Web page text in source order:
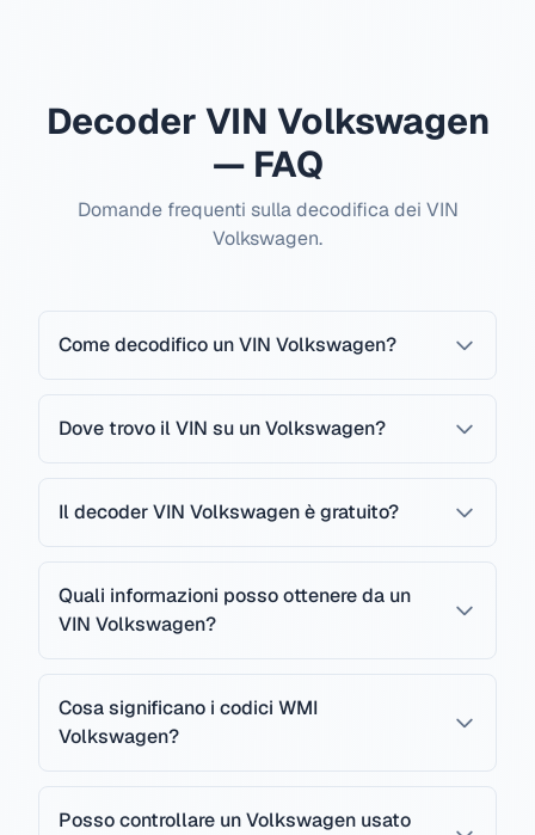
Decoder VIN Volkswagen
— FAQ
Domande frequenti sulla decodifica dei VIN
Volkswagen.
Come decodifico un VIN Volkswagen?
Dove trovo il VIN su un Volkswagen?
Il decoder VIN Volkswagen è gratuito?
Quali informazioni posso ottenere da un
VIN Volkswagen?
Cosa significano i codici WMI
Volkswagen?
Posso controllare un Volkswagen usato